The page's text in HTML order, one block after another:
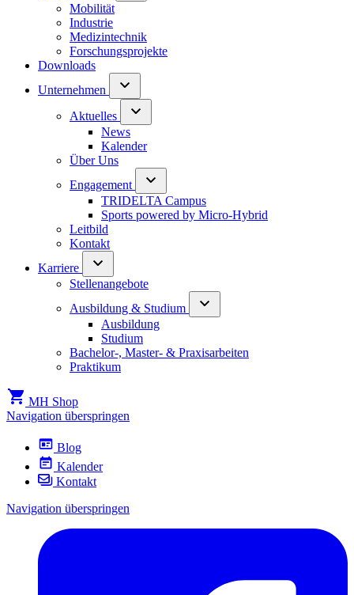
Mobilität
Industrie
Medizintechnik
Forschungsprojekte
Downloads
Unternehmen
Aktuelles
News
Kalender
Über Uns
Engagement
TRIDELTA Campus
Sports powered by Micro-Hybrid
Leitbild
Kontakt
Karriere
Stellenangebote
Ausbildung & Studium
Ausbildung
Studium
Bachelor-, Master- & Praxisarbeiten
Praktikum
MH Shop
Navigation überspringen
Blog
Kalender
Kontakt
Navigation überspringen